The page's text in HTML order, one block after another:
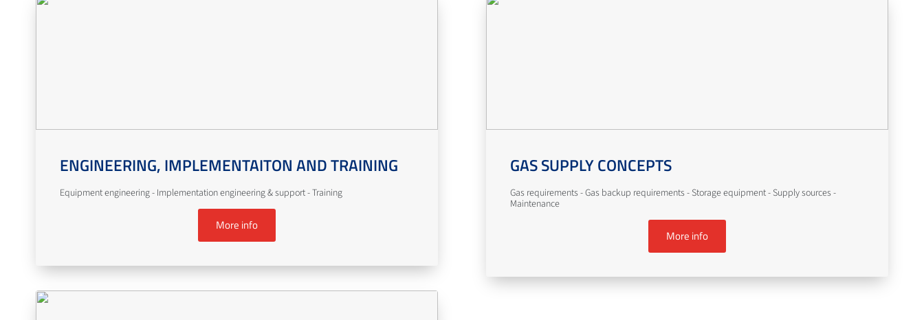
ENGINEERING, IMPLEMENTAITON AND TRAINING
Equipment engineering - Implementation engineering & support - Training
More info
GAS SUPPLY CONCEPTS
Gas requirements - Gas backup requirements - Storage equipment - Supply sources -
Maintenance
More info